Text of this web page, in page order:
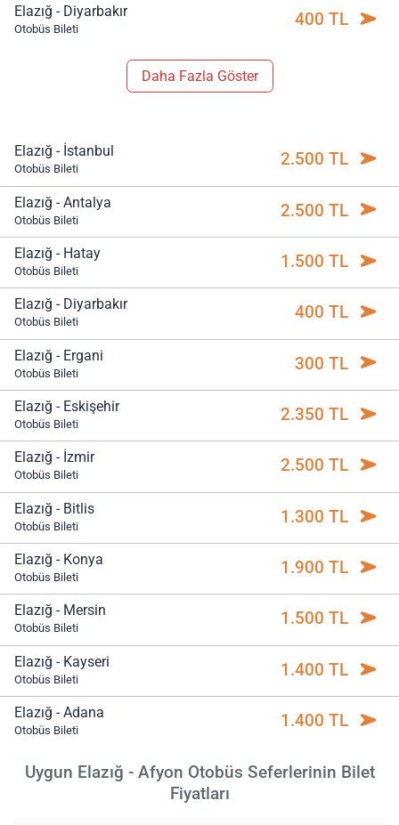
Elazığ - Diyarbakır
Otobüs Bileti 400 TL
Daha Fazla Göster
Elazığ - İstanbul
Otobüs Bileti 2.500 TL
Elazığ - Antalya
Otobüs Bileti 2.500 TL
Elazığ - Hatay
Otobüs Bileti 1.500 TL
Elazığ - Diyarbakır
Otobüs Bileti 400 TL
Elazığ - Ergani
Otobüs Bileti 300 TL
Elazığ - Eskişehir
Otobüs Bileti 2.350 TL
Elazığ - İzmir
Otobüs Bileti 2.500 TL
Elazığ - Bitlis
Otobüs Bileti 1.300 TL
Elazığ - Konya
Otobüs Bileti 1.900 TL
Elazığ - Mersin
Otobüs Bileti 1.500 TL
Elazığ - Kayseri
Otobüs Bileti 1.400 TL
Elazığ - Adana
Otobüs Bileti 1.400 TL
Uygun Elazığ - Afyon Otobüs Seferlerinin Bilet
Fiyatları